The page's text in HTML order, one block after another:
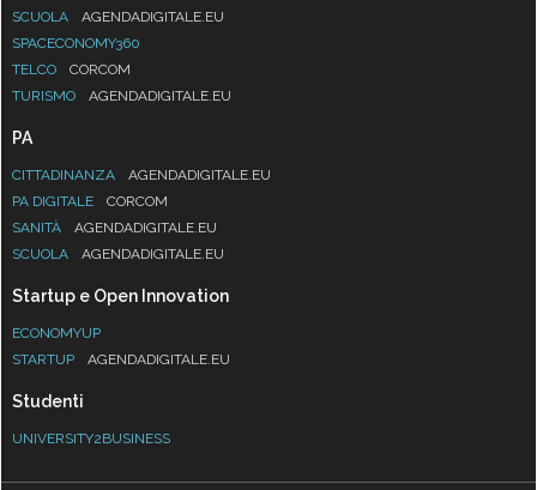
SCUOLA
AGENDADIGITALE.EU
SPACECONOMY360
TELCO
CORCOM
TURISMO
AGENDADIGITALE.EU
PA
CITTADINANZA
AGENDADIGITALE.EU
PA DIGITALE
CORCOM
SANITÀ
AGENDADIGITALE.EU
SCUOLA
AGENDADIGITALE.EU
Startup e Open Innovation
ECONOMYUP
STARTUP
AGENDADIGITALE.EU
Studenti
UNIVERSITY2BUSINESS